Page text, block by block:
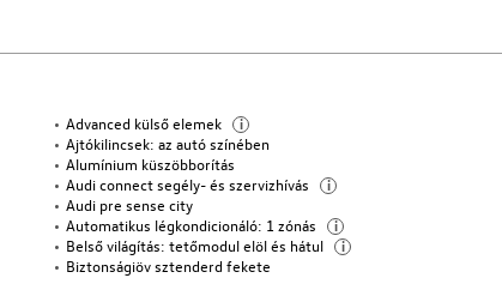
Advanced külső elemek i
Ajtókilincsek: az autó színében
Alumínium küszöbborítás
Audi connect segély- és szervizhívás i
Audi pre sense city
Automatikus légkondicionáló: 1 zónás i
Belső világítás: tetőmodul elöl és hátul i
Biztonságiöv sztenderd fekete